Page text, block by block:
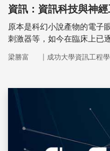
資訊：資訊科技與神
原本是科幻小說產物的電子
刺激器等，如今在臨床上已
梁勝富 ｜ 成功大學資訊工程